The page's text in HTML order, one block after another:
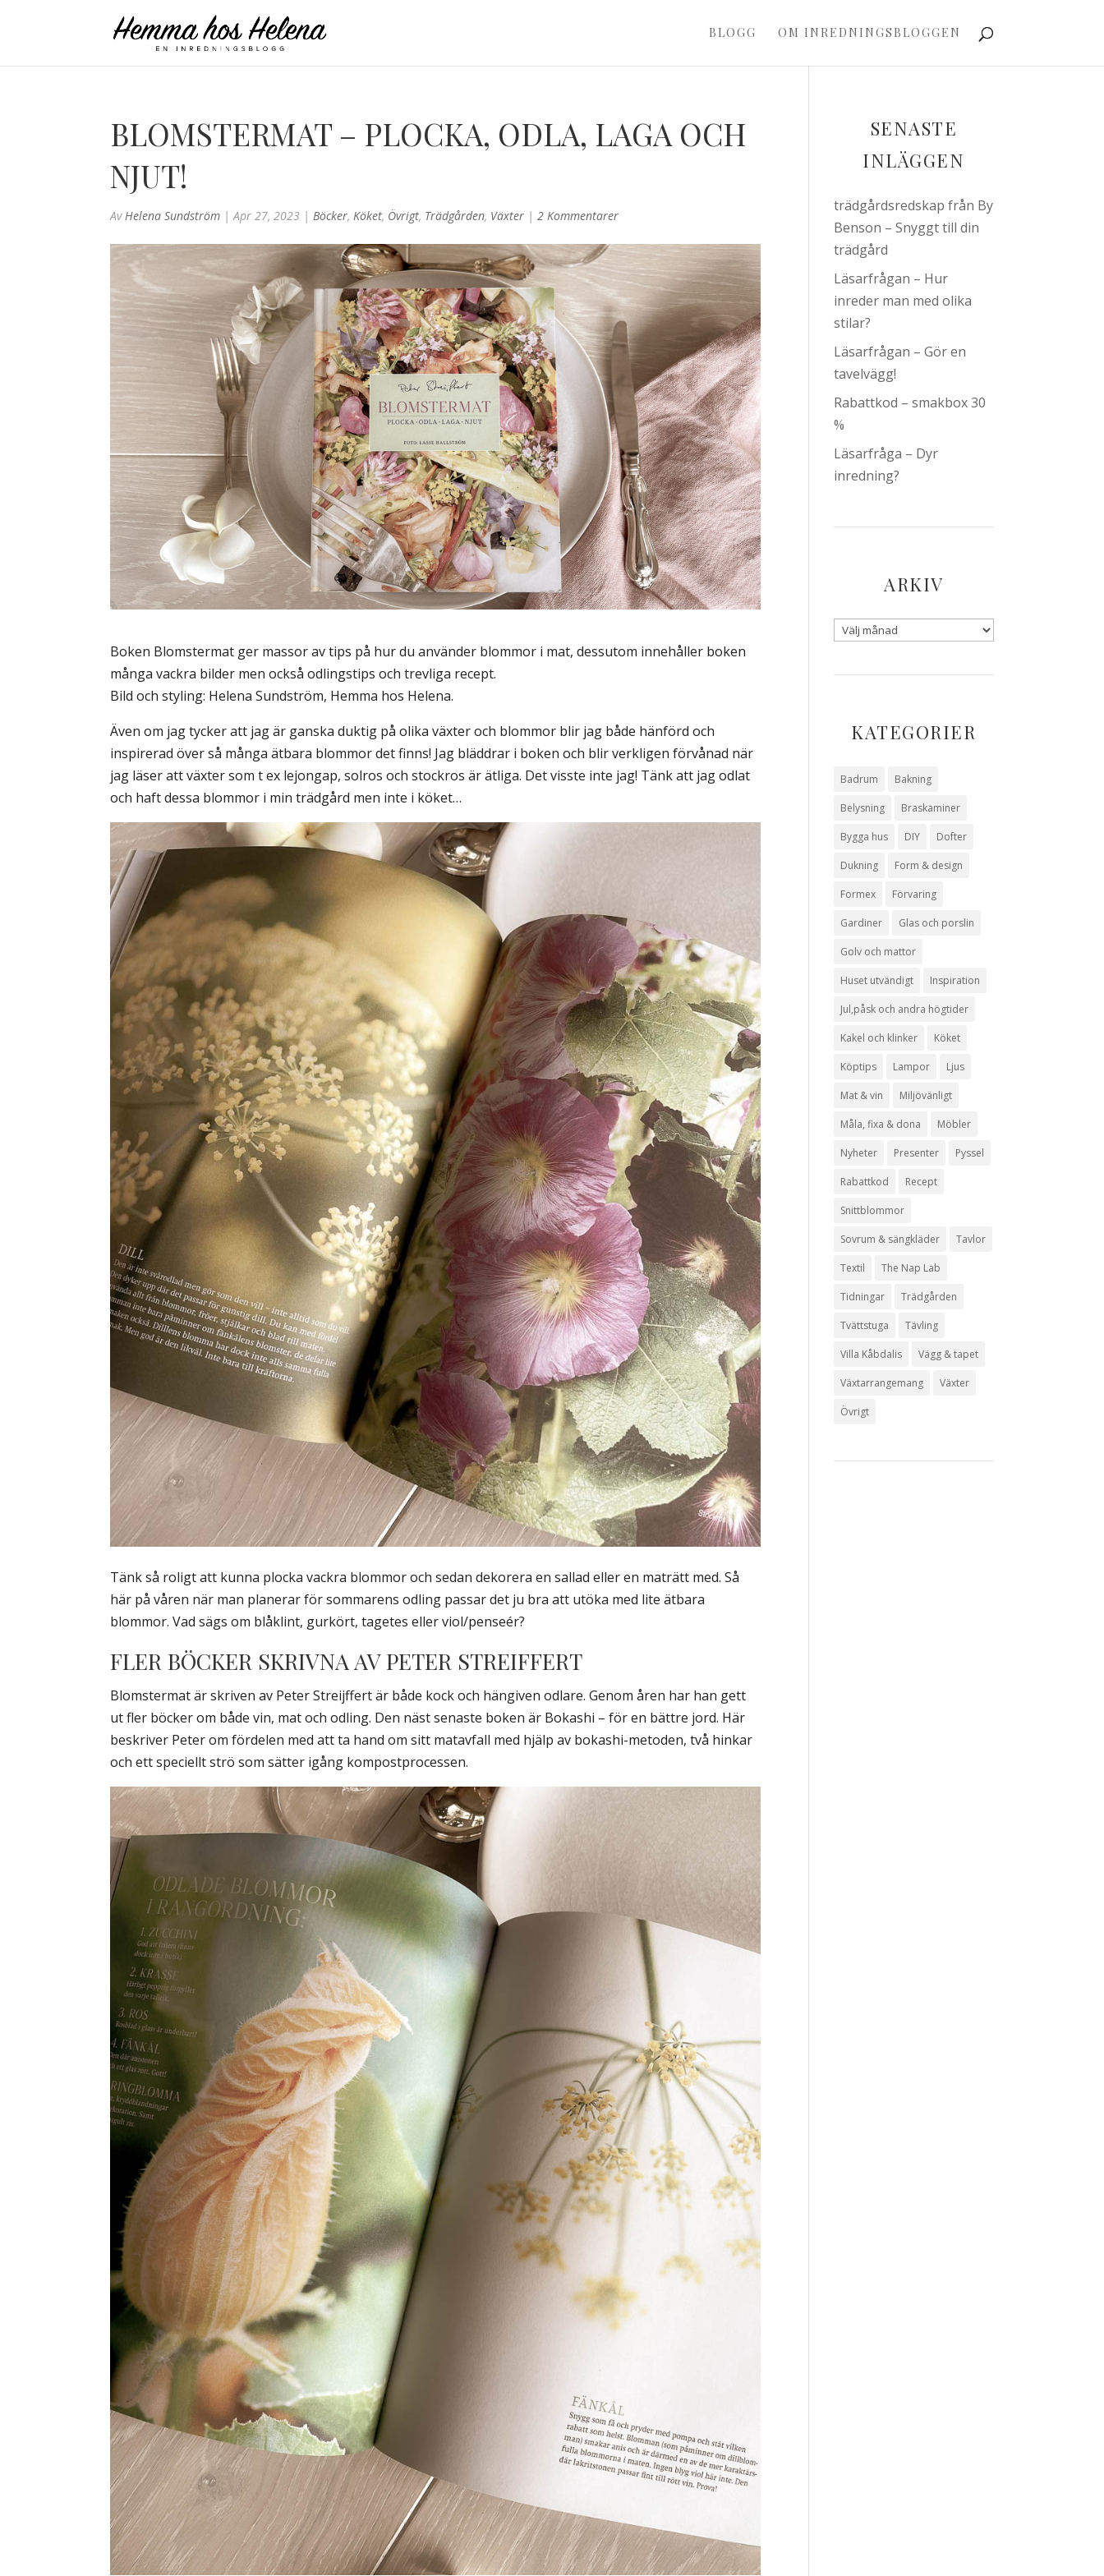
BLOGG OM INREDNINGSBLOGGEN
BLOMSTERMAT – PLOCKA, ODLA, LAGA OCH
NJUT!
AvHelena Sundström |Apr 27, 2023 |Böcker,Köket, Övrigt, Trädgården, Växter |2 Kommentarer
Boken Blomstermat ger massor av tips på hur du använder blommor i mat, dessutom innehåller boken
många vackra bilder men också odlingstips och trevliga recept.
Bild och styling: Helena Sundström, Hemma hos Helena.
Även om jag tycker att jag är ganska duktig på olika växter och blommor blir jag både hänförd och
inspirerad över så många ätbara blommor det finns! Jag bläddrar i boken och blir verkligen förvånad när
jag läser att växter som t ex lejongap, solros och stockros är ätliga. Det visste inte jag! Tänk att jag odlat
och haft dessa blommor i min trädgård men inte i köket…
Tänk så roligt att kunna plocka vackra blommor och sedan dekorera en sallad eller en maträtt med. Så
här på våren när man planerar för sommarens odling passar det ju bra att utöka med lite ätbara
blommor. Vad sägs om blåklint, gurkört, tagetes eller viol/penseér?
FLER BÖCKER SKRIVNA AV PETER STREIFFERT
Blomstermat är skriven av Peter Streijffert är både kock och hängiven odlare. Genom åren har han gett
ut fler böcker om både vin, mat och odling. Den näst senaste boken är Bokashi – för en bättre jord. Här
beskriver Peter om fördelen med att ta hand om sitt matavfall med hjälp av bokashi-metoden, två hinkar
och ett speciellt strö som sätter igång kompostprocessen.
SENASTE
INLÄGGEN
trädgårdsredskap från By
Benson – Snyggt till din
trädgård
Läsarfrågan – Hur
inreder man med olika
stilar?
Läsarfrågan – Gör en
tavelvägg!
Rabattkod – smakbox 30
%
Läsarfråga – Dyr
inredning?
ARKIV
KATEGORIER
Badrum Bakning
Belysning Braskaminer
Bygga hus DIY Dofter
Dukning Form & design
Formex Förvaring
Gardiner Glas och porslin
Golv och mattor
Huset utvändigt Inspiration
Jul,påsk och andra högtider
Kakel och klinker Köket
Köptips Lampor Ljus
Mat & vin Miljövänligt
Måla, fixa & dona Möbler
Nyheter Presenter Pyssel
Rabattkod Recept
Snittblommor
Sovrum & sängkläder Tavlor
Textil The Nap Lab
Tidningar Trädgården
Tvättstuga Tävling
Villa Kåbdalis Vägg & tapet
Växtarrangemang Växter
Övrigt